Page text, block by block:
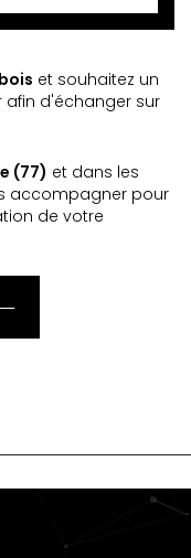
et souhaitez un
afin d'échanger sur
(77) et dans les
accompagner pour
de votre